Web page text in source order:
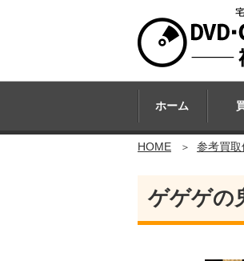
ホーム
HOME 参考買
ゲゲゲの